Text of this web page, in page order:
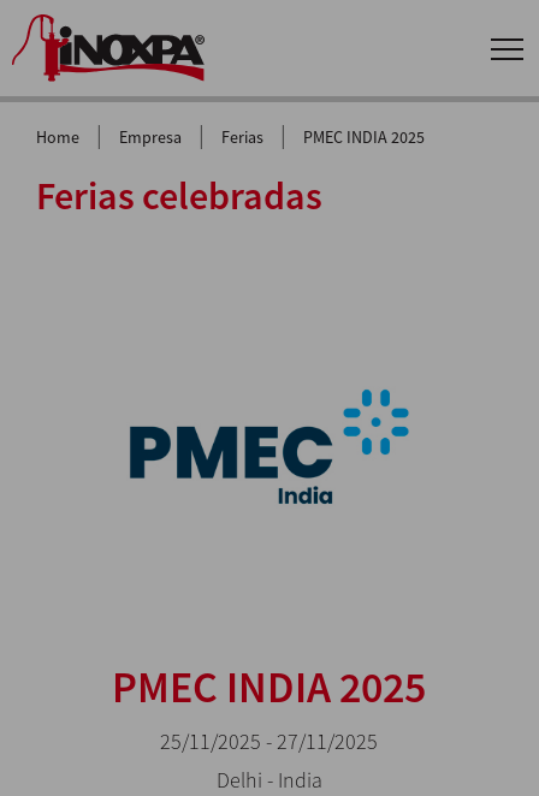
Home | Empresa | Ferias | PMEC INDIA 2025
Ferias celebradas
PMEC INDIA 2025
25/11/2025 - 27/11/2025
Delhi - India